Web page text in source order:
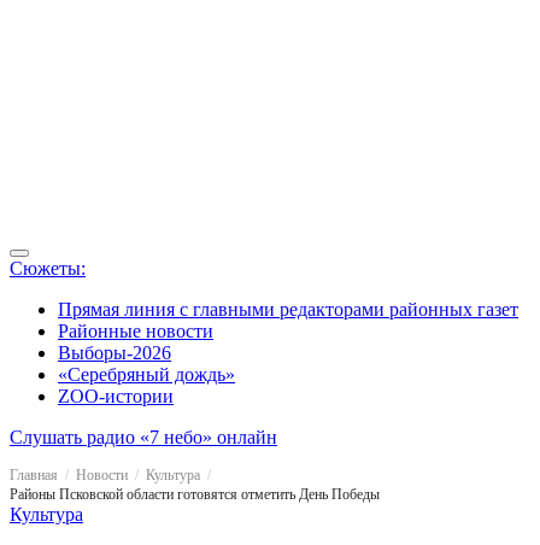
Сюжеты:
Прямая линия с главными редакторами районных газет
Районные новости
Выборы-2026
«Серебряный дождь»
ZOO-истории
Слушать радио «7 небо» онлайн
Главная Новости
Культура
Районы Псковской области готовятся отметить День Победы
Культура